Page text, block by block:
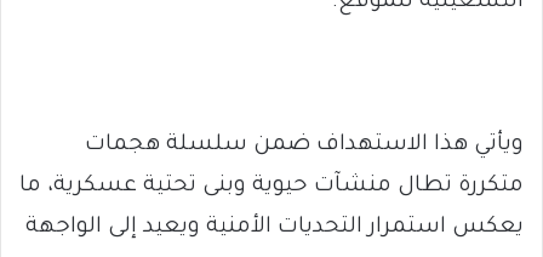
ويأتي هذا الاستهداف ضمن سلسلة هجمات
متكررة تطال منشآت حيوية وبنى تحتية عسكرية، ما
يعكس استمرار التحديات الأمنية ويعيد إلى الواجهة